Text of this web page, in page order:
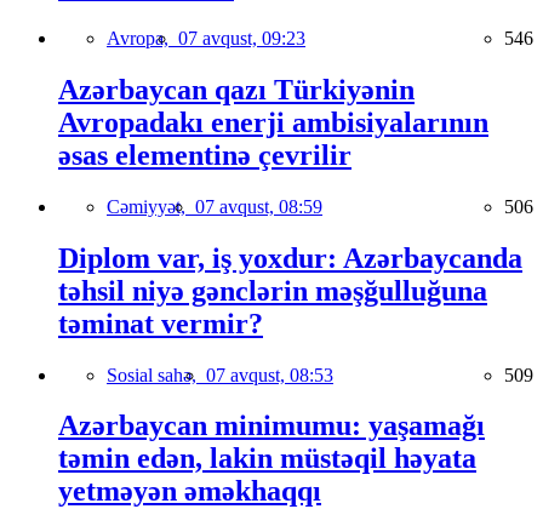
Avropa, 07 avqust, 09:23 546
Azərbaycan qazı Türkiyənin
Avropadakı enerji ambisiyalarının
əsas elementinə çevrilir
Cəmiyyət, 07 avqust, 08:59 506
Diplom var, iş yoxdur: Azərbaycanda
təhsil niyə gənclərin məşğulluğuna
təminat vermir?
Sosial sahə, 07 avqust, 08:53 509
Azərbaycan minimumu: yaşamağı
təmin edən, lakin müstəqil həyata
yetməyən əməkhaqqı